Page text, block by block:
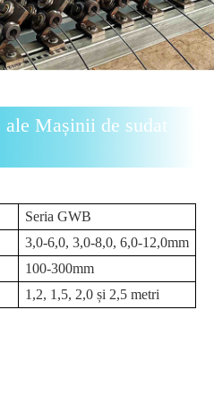
Mașinii de sudat
Seria GWB
3,0-6,0, 3,0-8,0, 6,0-12,0mm
100-300mm
1,2, 1,5, 2,0 și 2,5 metri